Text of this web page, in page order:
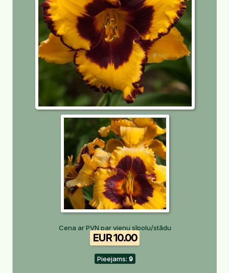
Cena ar PVN par vienu sīpolu/stādu
EUR 10.00
Pieejams: 9